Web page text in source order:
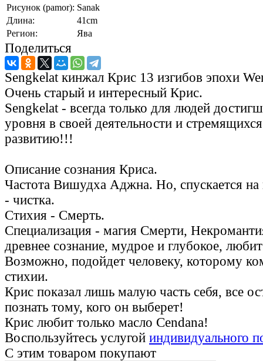
Рисунок (pamor): Sanak
Длина:
41cm
Регион:
Ява
Поделиться
Sengkelat кинжал Крис 13 изгибов эпохи
Очень старый и интересный Крис.
Sengkelat - всегда только для людей
уровня в своей деятельности и
развитию!!!
Описание сознания Криса.
Частота Вишудха Аджна. Но, спускается на
- чистка.
Стихия - Смерть.
Специализация - магия Смерти,
древнее сознание, мудрое и глубокое,
Возможно, подойдет человеку, которому
стихии.
Крис показал лишь малую часть себя, все
познать тому, кого он выберет!
Крис любит только масло Cendana!
Воспользуйтесь услугой индивидуального
С этим товаром покупают